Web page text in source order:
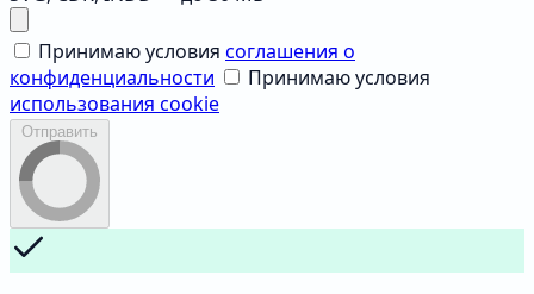
Принимаю условия соглашения о
конфиденциальности
Принимаю условия
использования cookie
Отправить